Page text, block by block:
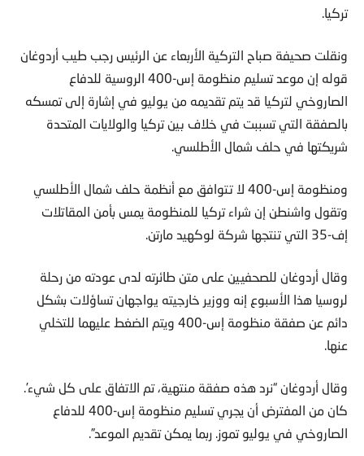
تركيا.
ونقلت صحيفة صباح التركية الأربعاء عن الرئيس رجب طيب أردوغان
قوله إن موعد تسليم منظومة إس-400 الروسية للدفاع
الصاروخي لتركيا قد يتم تقديمه من يوليو في إشارة إلى تمسكه
بالصفقة التي تسببت في خلاف بين تركيا والولايات المتحدة
شريكتها في حلف شمال الأطلسي.
ومنظومة إس-400 لا تتوافق مع أنظمة حلف شمال الأطلسي
وتقول واشنطن إن شراء تركيا للمنظومة يمس بأمن المقاتلات
إف-35 التي تنتجها شركة لوكهيد مارتن.
وقال أردوغان للصحفيين على متن طائرته لدى عودته من رحلة
لروسيا هذا الأسبوع إنه ووزير خارجيته يواجهان تساؤلات بشكل
دائم عن صفقة منظومة إس-400 ويتم الضغط عليهما للتخلي
عنها.
وقال أردوغان “نرد هذه صفقة منتهية، تم الاتفاق على كل شيء’.
كان من المفترض أن يجري تسليم منظومة إس-400 للدفاع
الصاروخي في يوليو تموز. ربما يمكن تقديم الموعد”.